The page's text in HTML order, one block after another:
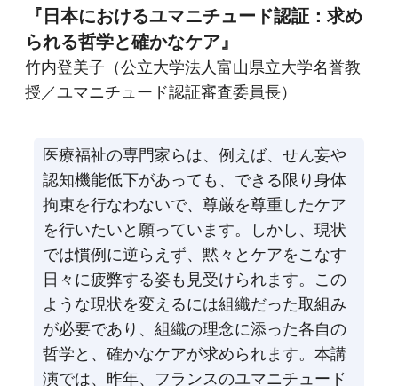
『日本におけるユマニチュード認証：求め
られる哲学と確かなケア』
竹内登美子（公立大学法人富山県立大学名誉教
授／ユマニチュード認証審査委員長）
医療福祉の専門家らは、例えば、せん妄や
認知機能低下があっても、できる限り身体
拘束を行なわないで、尊厳を尊重したケア
を行いたいと願っています。しかし、現状
では慣例に逆らえず、黙々とケアをこなす
日々に疲弊する姿も見受けられます。この
ような現状を変えるには組織だった取組み
が必要であり、組織の理念に添った各自の
哲学と、確かなケアが求められます。本講
演では、昨年、フランスのユマニチュード